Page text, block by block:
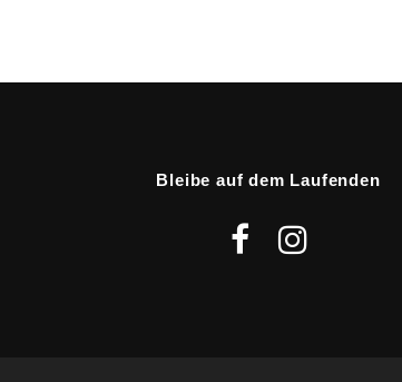
Bleibe auf dem Laufenden